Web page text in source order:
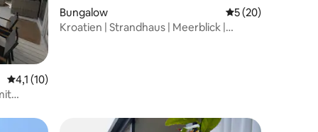
Durchschnittliche Bewertung: 4,1 von 5, 10 Bewertungen
4,1 (10)
Bungalow Durchschnittliche
5 (20)
Kroatien | Strandhaus | Meerblick |